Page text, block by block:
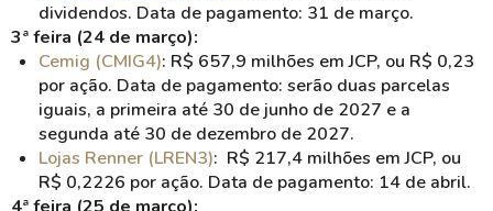
dividendos. Data de pagamento: 31 de março.
3ª feira (24 de março):
Cemig (CMIG4): R$ 657,9 milhões em JCP, ou R$ 0,23
por ação. Data de pagamento: serão duas parcelas
iguais, a primeira até 30 de junho de 2027 e a
segunda até 30 de dezembro de 2027.
Lojas Renner (LREN3): R$ 217,4 milhões em JCP, ou
R$ 0,2226 por ação. Data de pagamento: 14 de abril.